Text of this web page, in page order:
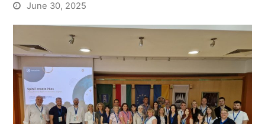
June 30, 2025